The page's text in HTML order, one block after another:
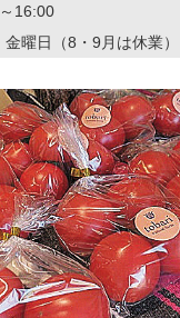
16:00
曜日（8・9月は休業）